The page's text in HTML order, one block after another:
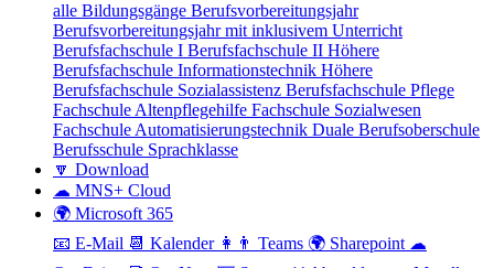
alle Bildungsgänge Berufsvorbereitungsjahr
Berufsvorbereitungsjahr mit inklusivem Unterricht
Berufsfachschule I Berufsfachschule II Höhere
Berufsfachschule Informationstechnik Höhere
Berufsfachschule Sozialassistenz Berufsfachschule Pflege
Fachschule Altenpflegehilfe Fachschule Sozialwesen
Fachschule Automatisierungstechnik Duale Berufsoberschule
Berufsschule Sprachklasse
🔽 Download
☁ MNS+ Cloud
🌍 Microsoft 365
📧 E-Mail 📆 Kalender 👩👨 Teams 🌍 Sharepoint ☁